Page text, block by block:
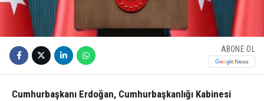
ABONE OL
Cumhurbaşkanı Erdoğan, Cumhurbaşkanlığı Kabinesi